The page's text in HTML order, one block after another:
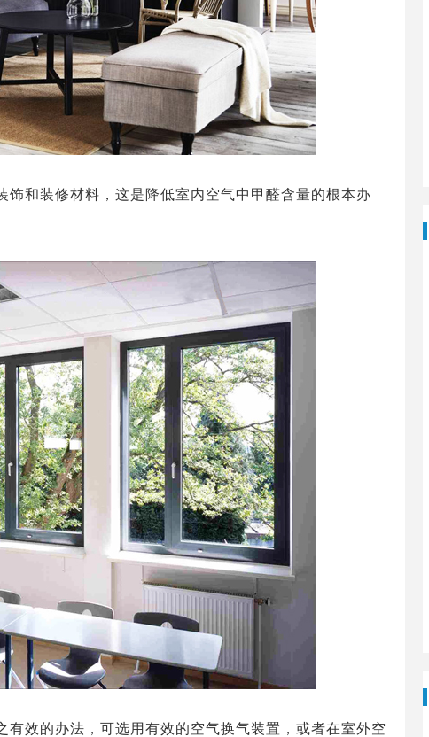
和装修材料，这是降低室内空气中甲醛含量的根本办
效的办法，可选用有效的空气换气装置，或者在室外空
造梦者新风，给您带来持续新鲜空气